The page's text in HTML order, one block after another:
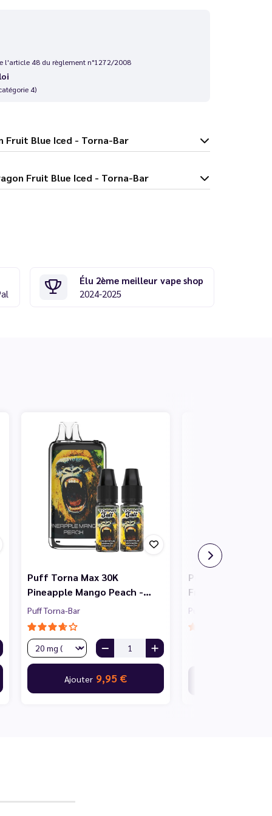
l'article 48 du règlement n°1272/2008
4)
Fruit Blue Iced - Torna-Bar
30K Dragon Fruit Blue Iced - Torna-Bar
Élu 2ème meilleur vape shop
2024-2025
Puff Torna Max 30K
Pineapple Mango Peach -…
Puff Torna-Bar
Ajouter 9,95 €
Puff Torna Max
Fruits Mixed -
Puff Torna-Bar